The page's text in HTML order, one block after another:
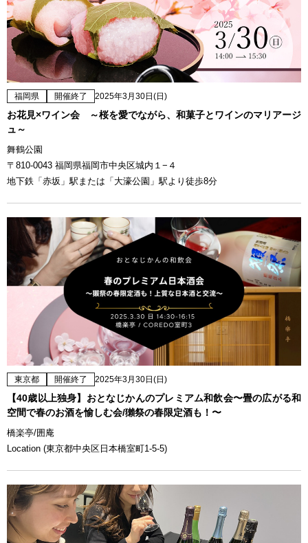
福岡県 開催終了 2025年3月30日(日)
お花見×ワイン会 ～桜を愛でながら、和菓子とワインのマリアージ
ュ～
舞鶴公園
〒810-0043 福岡県福岡市中央区城内１−４
地下鉄「赤坂」駅または「大濠公園」駅より徒歩8分
東京都 開催終了 2025年3月30日(日)
【40歳以上独身】おとなじかんのプレミアム和飲会〜畳の広がる和
空間で春のお酒を愉しむ会/獺祭の春限定酒も！〜
橋楽亭/囲庵
Location (東京都中央区日本橋室町1-5-5)